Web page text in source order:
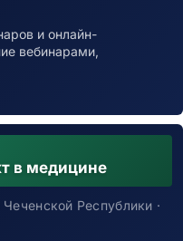
и онлайн-
вебинарами,
в медицине
Республики ·